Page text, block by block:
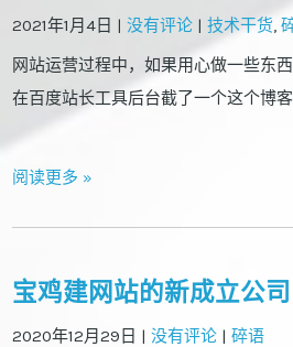
2021年1月4日 |没有评论 |技术干货,
网站运营过程中，如果用心做一些东
在百度站长工具后台截了一个这个博
阅读更多 »
宝鸡建网站的新成立公
2020年12月29日 |没有评论 |碎语